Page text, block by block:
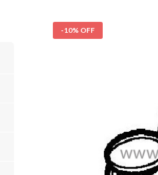
-10% OFF